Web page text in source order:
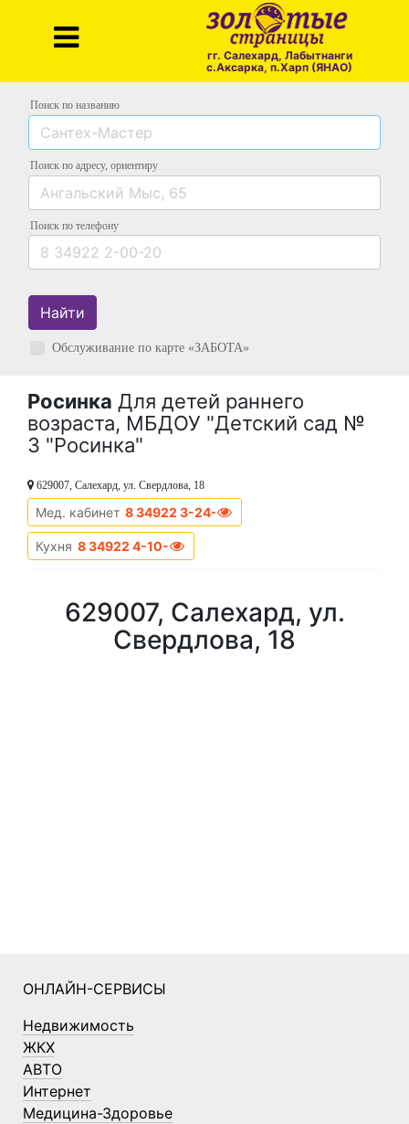
гг. Салехард, Лабытнанги
с.Аксарка, п.Харп (ЯНАО)
Поиск по названию
Поиск по адресу, ориентиру
Поиск по телефону
Найти
Обслуживание по карте «ЗАБОТА»
Росинка Для детей раннего
возраста, МБДОУ "Детский сад №
3 "Росинка"
629007, Салехард, ул. Свердлова, 18
Мед. кабинет 8 34922 3-24-52
Кухня 8 34922 4-10-04
629007, Салехард, ул.
Свердлова, 18
ОНЛАЙН-СЕРВИСЫ
Недвижимость
ЖКХ
АВТО
Интернет
Медицина-Здоровье